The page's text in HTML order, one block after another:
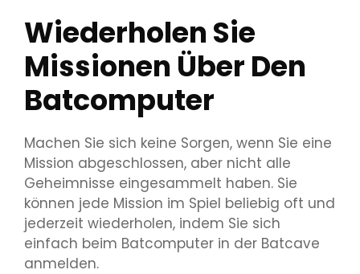
Wiederholen Sie
Missionen Über Den
Batcomputer
Machen Sie sich keine Sorgen, wenn Sie eine
Mission abgeschlossen, aber nicht alle
Geheimnisse eingesammelt haben. Sie
können jede Mission im Spiel beliebig oft und
jederzeit wiederholen, indem Sie sich
einfach beim Batcomputer in der Batcave
anmelden.